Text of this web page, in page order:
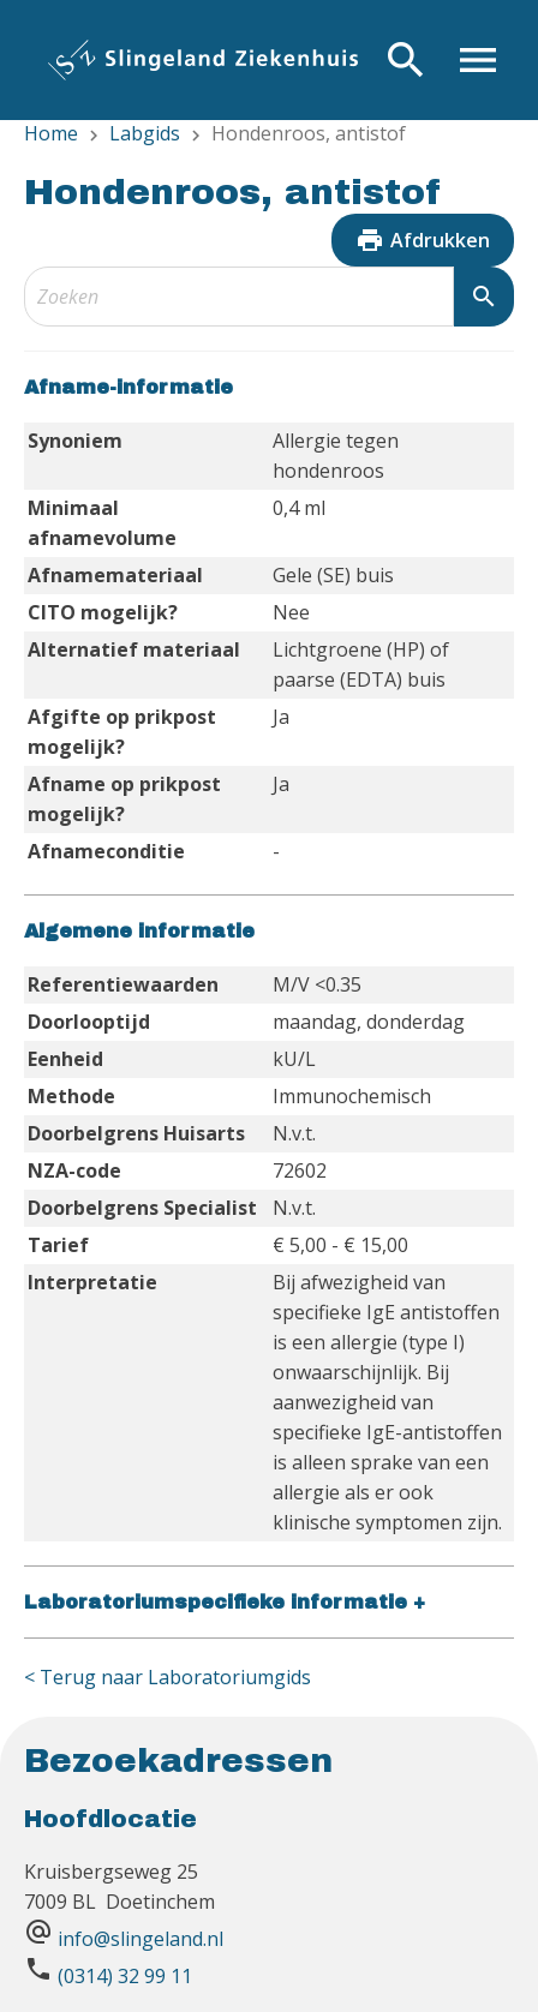
inhoud
menu
search
Home chevron_right Labgids chevron_right Hondenroos, antistof
Hondenroos, antistof
print Afdrukken
search
Afname-informatie
Synoniem
Allergie tegen
hondenroos
Minimaal
afnamevolume
0,4 ml
Afnamemateriaal
Gele (SE) buis
CITO mogelijk?
Nee
Alternatief materiaal
Lichtgroene (HP) of
paarse (EDTA) buis
Afgifte op prikpost
mogelijk?
Ja
Afname op prikpost
mogelijk?
Ja
Afnameconditie -
Algemene informatie
Referentiewaarden
M/V <0.35
Doorlooptijd
maandag, donderdag
Eenheid
kU/L
Methode
Immunochemisch
Doorbelgrens Huisarts
N.v.t.
NZA-code
72602
Doorbelgrens Specialist
N.v.t.
Tarief
€ 5,00 - € 15,00
Interpretatie
Bij afwezigheid van
specifieke IgE antistoffen
is een allergie (type I)
onwaarschijnlijk. Bij
aanwezigheid van
specifieke IgE-antistoffen
is alleen sprake van een
allergie als er ook
klinische symptomen zijn.
Laboratoriumspecifieke informatie +
< Terug naar Laboratoriumgids
Bezoekadressen
Hoofdlocatie
Kruisbergseweg 25
7009 BL Doetinchem
alternate_email info@slingeland.nl
phone (0314) 32 99 11